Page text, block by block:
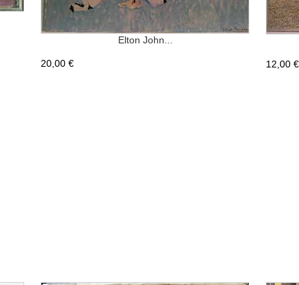
Elton John...
20,00 € 12,00 €